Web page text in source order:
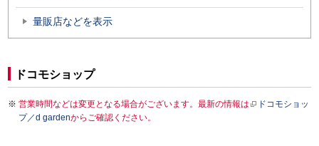
量販店などを表示
ドコモショップ
営業時間などは変更となる場合がございます。最新の情報は
ドコモショッ
プ／d gardenからご確認ください。